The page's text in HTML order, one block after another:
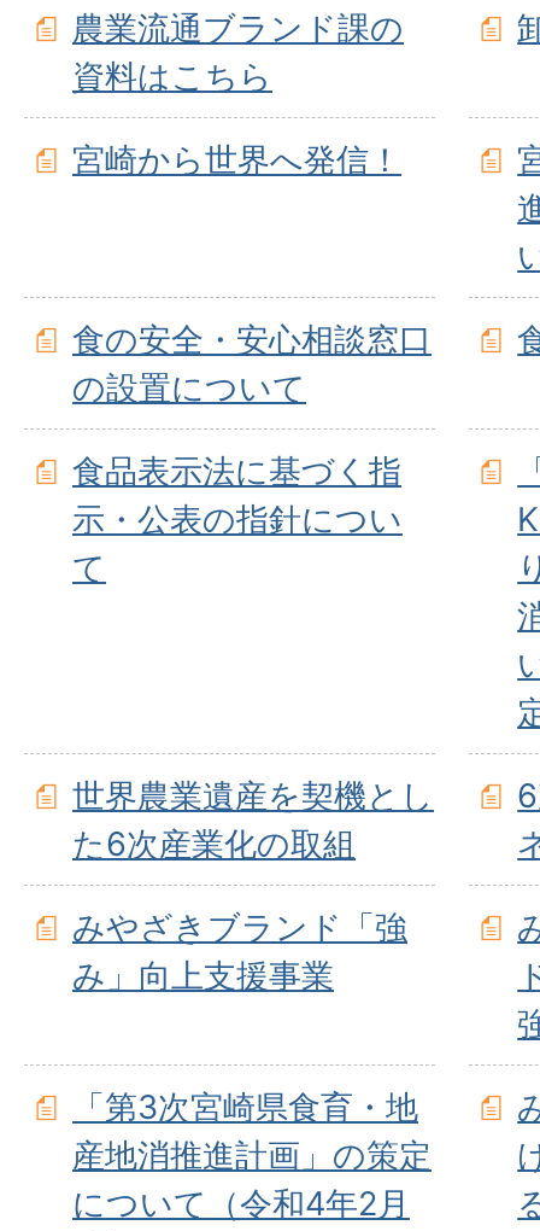
農業流通ブランド課の
資料はこちら
宮崎から世界へ発信！
食の安全・安心相談窓口
の設置について
食品表示法に基づく指
示・公表の指針につい
て
世界農業遺産を契機とし
た6次産業化の取組
みやざきブランド「強
み」向上支援事業
「第3次宮崎県食育・地
産地消推進計画」の策定
について（令和4年2月